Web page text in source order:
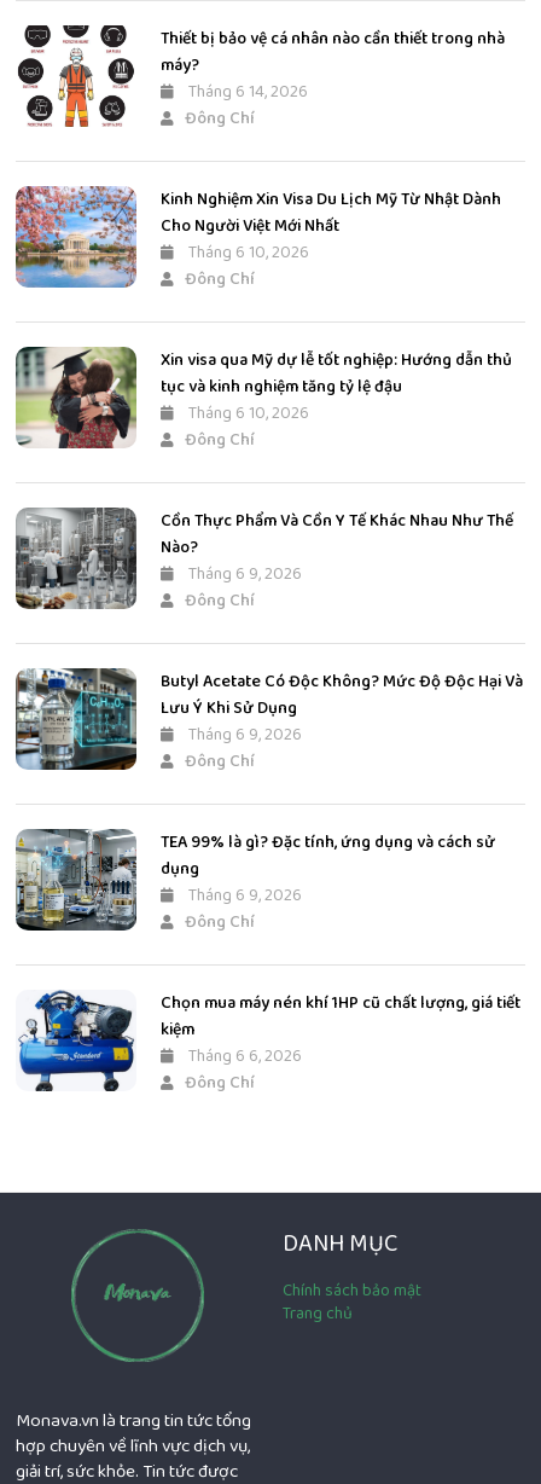
Thiết bị bảo vệ cá nhân nào cần thiết trong nhà
máy?
Tháng 6 14, 2026
Đông Chí
Kinh Nghiệm Xin Visa Du Lịch Mỹ Từ Nhật Dành
Cho Người Việt Mới Nhất
Tháng 6 10, 2026
Đông Chí
Xin visa qua Mỹ dự lễ tốt nghiệp: Hướng dẫn thủ
tục và kinh nghiệm tăng tỷ lệ đậu
Tháng 6 10, 2026
Đông Chí
Cồn Thực Phẩm Và Cồn Y Tế Khác Nhau Như Thế
Nào?
Tháng 6 9, 2026
Đông Chí
Butyl Acetate Có Độc Không? Mức Độ Độc Hại Và
Lưu Ý Khi Sử Dụng
Tháng 6 9, 2026
Đông Chí
TEA 99% là gì? Đặc tính, ứng dụng và cách sử
dụng
Tháng 6 9, 2026
Đông Chí
Chọn mua máy nén khí 1HP cũ chất lượng, giá tiết
kiệm
Tháng 6 6, 2026
Đông Chí
Monava.vn là trang tin tức tổng
hợp chuyên về lĩnh vực dịch vụ,
giải trí, sức khỏe. Tin tức được
DANH MỤC
Chính sách bảo mật
Trang chủ